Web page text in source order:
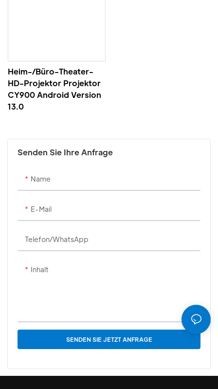
Senden Sie Ihre Anfrage
Name
E-Mail
Telefon/WhatsApp
Inhalt
SENDEN SIE JETZT ANFRAGE
Heim-/Büro-Theater-
HD-Projektor Projektor
CY900 Android Version
13.0